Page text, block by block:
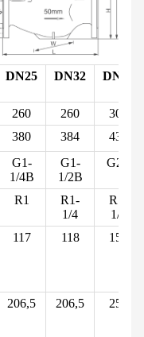
DN25 DN32 DN40
260 260
300
380 384
431
G1-
1/4B
G1-
1/2B
G2B
R1
R1-
1/4
R1-
1/2
117 118 151
206,5 206,5 258